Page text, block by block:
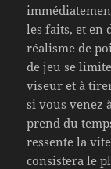
les faits, et en
réalisme de
de jeu se
viseur et à
si vous venez
prend du
ressente la
consistera le